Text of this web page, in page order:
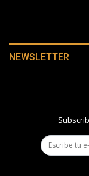
NEWSLETTER